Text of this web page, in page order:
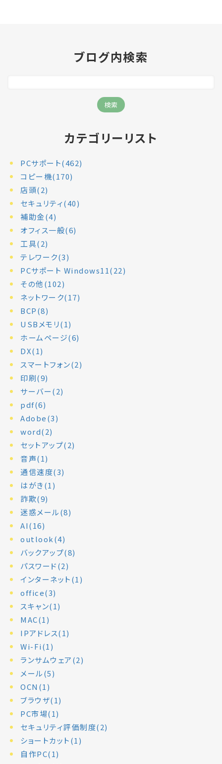
ブログ内検索
カテゴリーリスト
PCサポート(462)
コピー機(170)
店頭(2)
セキュリティ(40)
補助金(4)
オフィス一般(6)
工具(2)
テレワーク(3)
PCサポート Windows11(22)
その他(102)
ネットワーク(17)
BCP(8)
USBメモリ(1)
ホームページ(6)
DX(1)
スマートフォン(2)
印刷(9)
サーバー(2)
pdf(6)
Adobe(3)
word(2)
セットアップ(2)
音声(1)
通信速度(3)
はがき(1)
詐欺(9)
迷惑メール(8)
AI(16)
outlook(4)
バックアップ(8)
パスワード(2)
インターネット(1)
office(3)
スキャン(1)
MAC(1)
IPアドレス(1)
Wi-Fi(1)
ランサムウェア(2)
メール(5)
OCN(1)
ブラウザ(1)
PC市場(1)
セキュリティ評価制度(2)
ショートカット(1)
自作PC(1)